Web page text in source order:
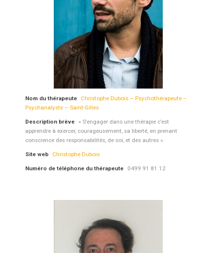
Nom du thérapeute Christophe Dubois – Psychothérapeute –
Psychanalyste – Saint-Gilles
Description brève
« S’engager dans une thérapie c’est
apprendre à exercer, courageusement, sa liberté, en prenant
conscience des responsabilités, de soi, et des autres ».
Site web Christophe Dubois
Numéro de téléphone du thérapeute 0499 91 81 12